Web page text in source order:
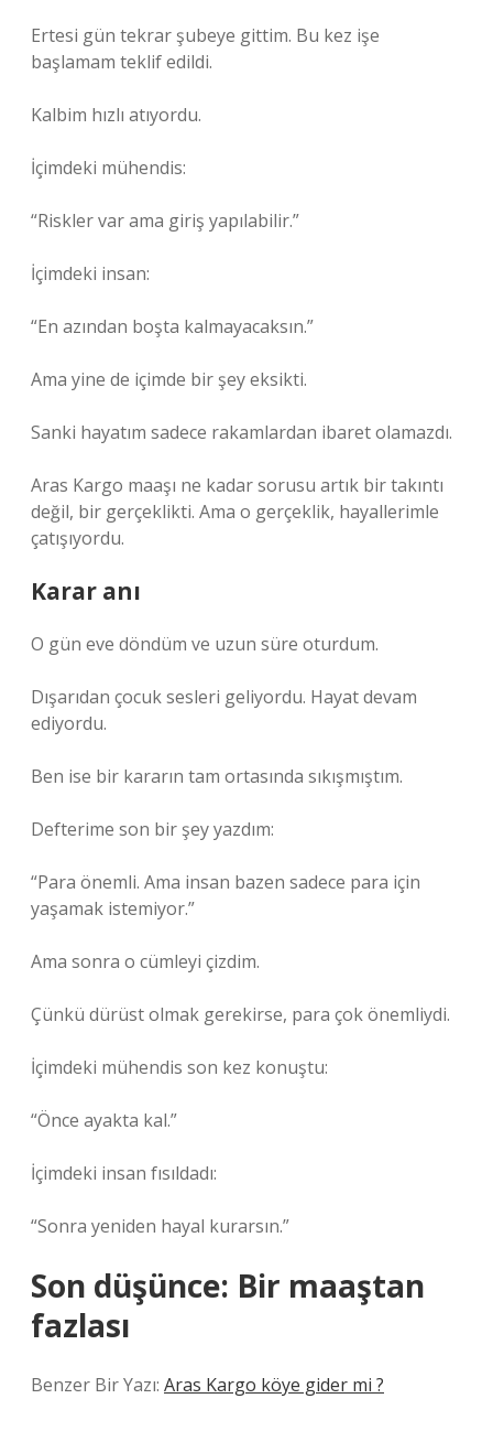
Ertesi gün tekrar şubeye gittim. Bu kez işe
başlamam teklif edildi.
Kalbim hızlı atıyordu.
İçimdeki mühendis:
“Riskler var ama giriş yapılabilir.”
İçimdeki insan:
“En azından boşta kalmayacaksın.”
Ama yine de içimde bir şey eksikti.
Sanki hayatım sadece rakamlardan ibaret olamazdı.
Aras Kargo maaşı ne kadar sorusu artık bir takıntı
değil, bir gerçeklikti. Ama o gerçeklik, hayallerimle
çatışıyordu.
Karar anı
O gün eve döndüm ve uzun süre oturdum.
Dışarıdan çocuk sesleri geliyordu. Hayat devam
ediyordu.
Ben ise bir kararın tam ortasında sıkışmıştım.
Defterime son bir şey yazdım:
“Para önemli. Ama insan bazen sadece para için
yaşamak istemiyor.”
Ama sonra o cümleyi çizdim.
Çünkü dürüst olmak gerekirse, para çok önemliydi.
İçimdeki mühendis son kez konuştu:
“Önce ayakta kal.”
İçimdeki insan fısıldadı:
“Sonra yeniden hayal kurarsın.”
Son düşünce: Bir maaştan
fazlası
Benzer Bir Yazı: Aras Kargo köye gider mi ?